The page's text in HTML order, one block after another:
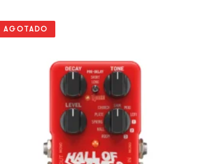
AGOTADO